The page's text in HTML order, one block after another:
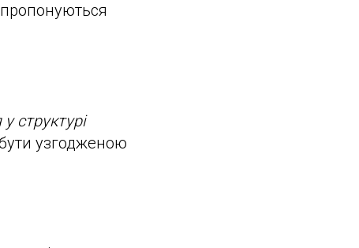
структурі
бути узгодженою